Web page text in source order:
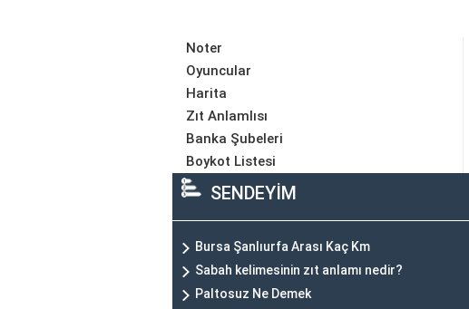
Noter
Oyuncular
Harita
Zıt Anlamlısı
Banka Şubeleri
Boykot Listesi
SENDEYİM
Bursa Şanlıurfa Arası Kaç Km
Sabah kelimesinin zıt anlamı nedir?
Paltosuz Ne Demek